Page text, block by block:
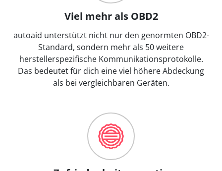
Viel mehr als OBD2
autoaid unterstützt nicht nur den genormten OBD2-
Standard, sondern mehr als 50 weitere
herstellerspezifische Kommunikationsprotokolle.
Das bedeutet für dich eine viel höhere Abdeckung
als bei vergleichbaren Geräten.